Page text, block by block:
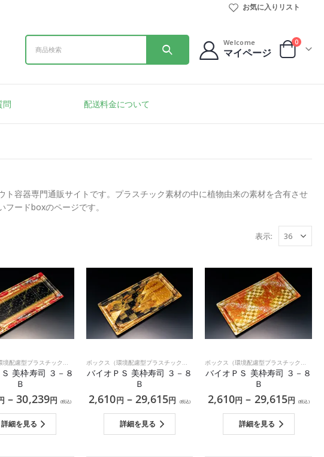
お気に入りリスト
Welcome
マイページ
0
問 配送料金について
容器専門通販サイトです。プラスチック素材の中に植物由来の素材を含有させ
ードboxのページです。
表示:
ボックス（環境配慮型プラスチック）
美枠寿司 ３－８
Ｂ
–30,239円 (税込)
詳細を見る
ボックス（環境配慮型プラスチック）
バイオＰＳ 美枠寿司 ３－８
Ｂ
2,610円 – 29,615円 (税込)
詳細を見る
ボックス（環境配慮型プラスチック）
バイオＰＳ 美枠寿司 ３－８
Ｂ
2,610円 – 29,615円 (税込)
詳細を見る